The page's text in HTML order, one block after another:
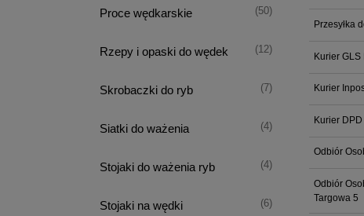
Proce wędkarskie (50)
Rzepy i opaski do wędek (12)
Skrobaczki do ryb (7)
Siatki do ważenia (4)
Stojaki do ważenia ryb (4)
Stojaki na wędki (6)
Przesyłka
Kurier GLS
Kurier
Kurier
Odbiór
Odbiór
Targowa 5